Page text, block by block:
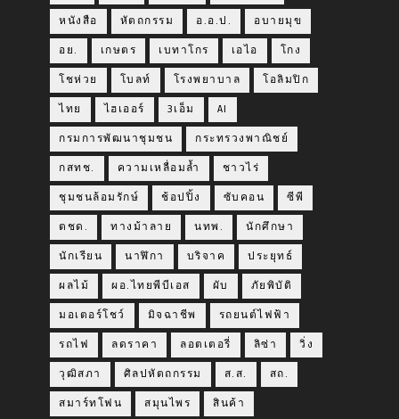
หนังสือ หัตถกรรม อ.อ.ป. อบายมุข
อย. เกษตร เบทาโกร เอไอ โกง
โชห่วย โบลท์ โรงพยาบาล โอลิมปิก
ไทย ไฮเออร์ 3เอ็ม AI
กรมการพัฒนาชุมชน กระทรวงพาณิชย์
กสทช. ความเหลื่อมล้ำ ชาวไร่
ชุมชนล้อมรักษ์ ช้อปปิ้ง ซับคอน ซีพี
ตชด. ทางม้าลาย นทพ. นักศึกษา
นักเรียน นาฬิกา บริจาค ประยุทธ์
ผลไม้ ผอ.ไทยพีบีเอส ผับ ภัยพิบัติ
มอเตอร์โชว์ มิจฉาชีพ รถยนต์ไฟฟ้า
รถไฟ ลดราคา ลอตเตอรี่ ลิซ่า วิ่ง
วุฒิสภา ศิลปหัตถกรรม ส.ส. สถ.
สมาร์ทโฟน สมุนไพร สินค้า